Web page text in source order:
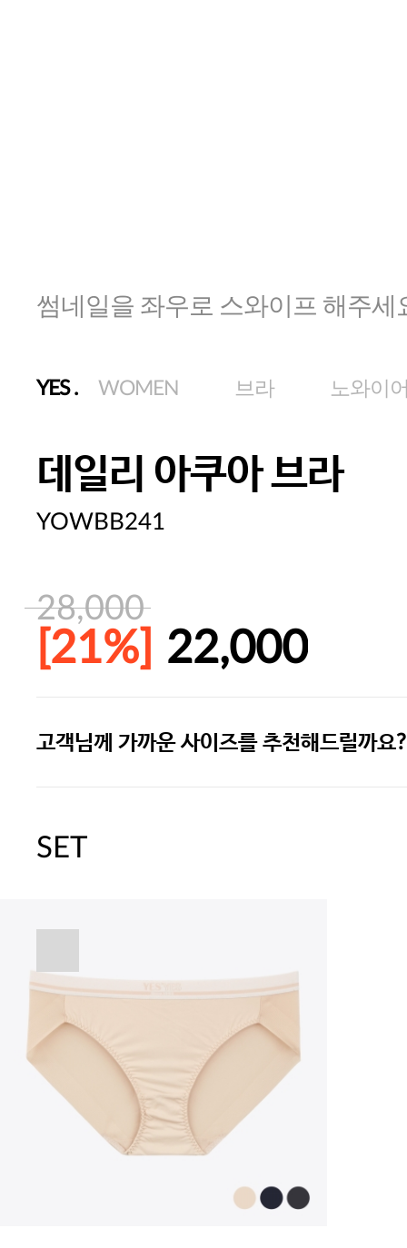
썸네일을 좌우로 스와이프 해주세
YES. WOMEN 브라 노와이
데일리 아쿠아 브라
YOWBB241
28,000
[21%] 22,000
[썸머블프] 1만원 할인 쿠폰(8.1~31)
고객님께 가까운 사이즈를 추천해드릴까요?
SET